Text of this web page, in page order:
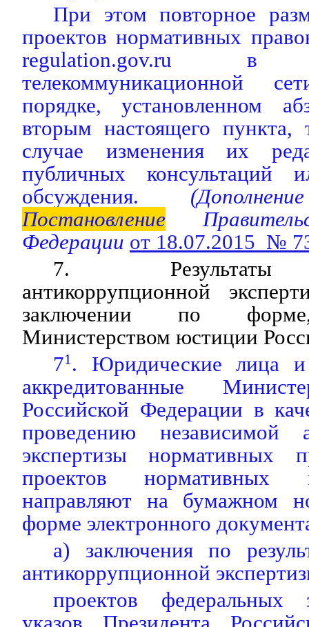
При этом повторное
проектов нормативных
regulation.gov.ru в
телекоммуникационной
порядке, установленном
вторым настоящего пункта,
случае изменения их
публичных консультаций
обсуждения.
Постановление
Федерации от 18.07.2015 №
7. Результаты
антикоррупционной
заключении по
Министерством юстиции
71 . Юридические лица и
аккредитованные
Российской Федерации в
проведению независимой
экспертизы нормативных
проектов нормативных
направляют на бумажном
форме электронного
а) заключения по
антикоррупционной
проектов федеральных